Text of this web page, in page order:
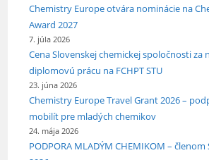
Chemistry Europe otvára nominácie na
Award 2027
7. júla 2026
Cena Slovenskej chemickej spoločnosti za
diplomovú prácu na FCHPT STU
23. júna 2026
Chemistry Europe Travel Grant 2026 –
mobilít pre mladých chemikov
24. mája 2026
PODPORA MLADÝM CHEMIKOM – členom